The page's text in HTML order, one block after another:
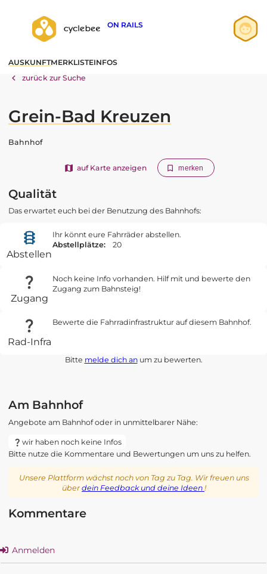
ON RAILS
AUSKUNFTMERKLISTEINFOS
zurück zur Suche
Grein-Bad Kreuzen
Bahnhof
auf Karte anzeigen merken
Qualität
Das erwartet euch bei der Benutzung des Bahnhofs:
Abstellen
Ihr könnt eure Fahrräder abstellen.
Abstellplätze:
20
Zugang
Noch keine Info vorhanden. Hilf mit und bewerte den
Zugang zum Bahnsteig!
Rad-Infra
Bewerte die Fahrradinfrastruktur auf diesem Bahnhof.
Bitte melde dich anum zu bewerten.
Am Bahnhof
Angebote am Bahnhof oder in unmittelbarer Nähe:
wir haben noch keine Infos
Bitte nutze die Kommentare und Bewertungen um uns zu helfen.
Unsere Plattform wächst noch von Tag zu Tag. Wir freuen uns
überdein Feedback und deine Ideen !
Kommentare
Anmelden